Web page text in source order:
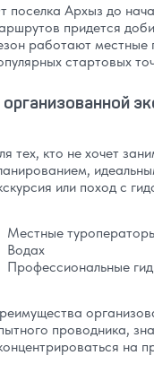
поселка Архыз до
придется
работают местные
стартовых
тех, кто не хочет
или поход с
Местные
Водах
Профессиональные
проводника,
на